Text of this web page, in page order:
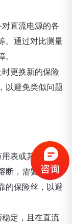
直流电源的各
。通过对比测量
更换新的保险
以避免类似问题
表或其他测试
，需要及时更
的保险丝，以避
定，且在直流